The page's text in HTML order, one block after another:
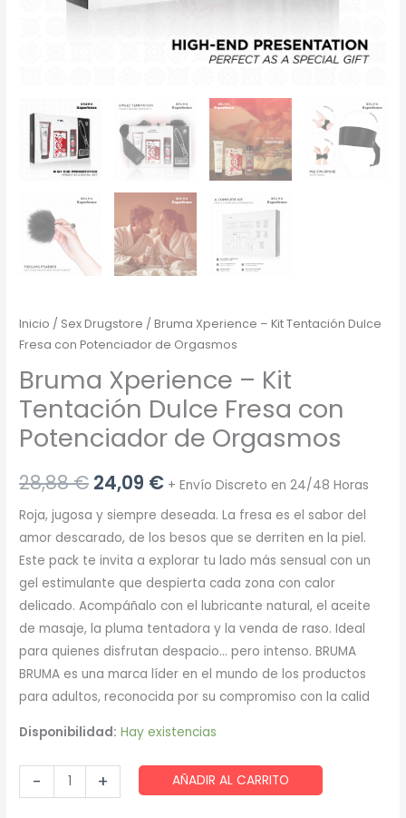
Inicio / Sex Drugstore / Bruma Xperience – Kit Tentación Dulce
Fresa con Potenciador de Orgasmos
Bruma Xperience – Kit
Tentación Dulce Fresa con
Potenciador de Orgasmos
28,88€ El
precio
original
era:
28,88 €.
24,09 €El
precio
actual
es:
24,09 €.
+ Envío Discreto en 24/48 Horas
Roja, jugosa y siempre deseada. La fresa es el sabor del
amor descarado, de los besos que se derriten en la piel.
Este pack te invita a explorar tu lado más sensual con un
gel estimulante que despierta cada zona con calor
delicado. Acompáñalo con el lubricante natural, el aceite
de masaje, la pluma tentadora y la venda de raso. Ideal
para quienes disfrutan despacio… pero intenso. BRUMA
BRUMA es una marca líder en el mundo de los productos
para adultos, reconocida por su compromiso con la calid
Disponibilidad: Hay existencias
-
Xperience
+ AÑADIR AL CARRITO